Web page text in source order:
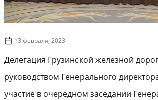
13 февраля, 2023
Делегация Грузинской железной
руководством Генерального
участие в очередном заседании